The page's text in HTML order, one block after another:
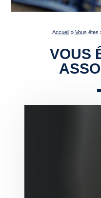
Accueil » Vous êtes
VOUS